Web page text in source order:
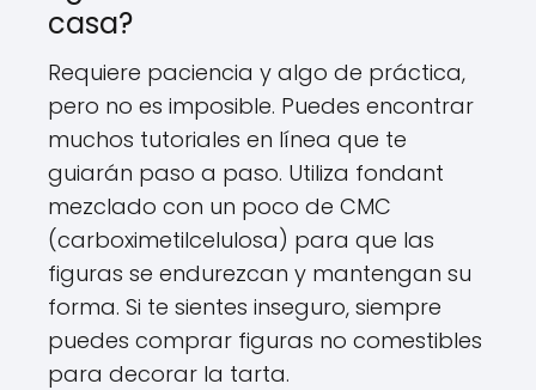
casa?
Requiere paciencia y algo de práctica,
pero no es imposible. Puedes encontrar
muchos tutoriales en línea que te
guiarán paso a paso. Utiliza fondant
mezclado con un poco de CMC
(carboximetilcelulosa) para que las
figuras se endurezcan y mantengan su
forma. Si te sientes inseguro, siempre
puedes comprar figuras no comestibles
para decorar la tarta.